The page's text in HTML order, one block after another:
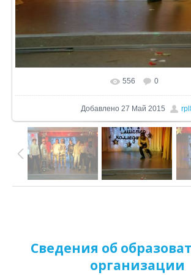
В реальном размере 1024x680
556 0
Добавлено27 Май 2015
Сведения об
организации